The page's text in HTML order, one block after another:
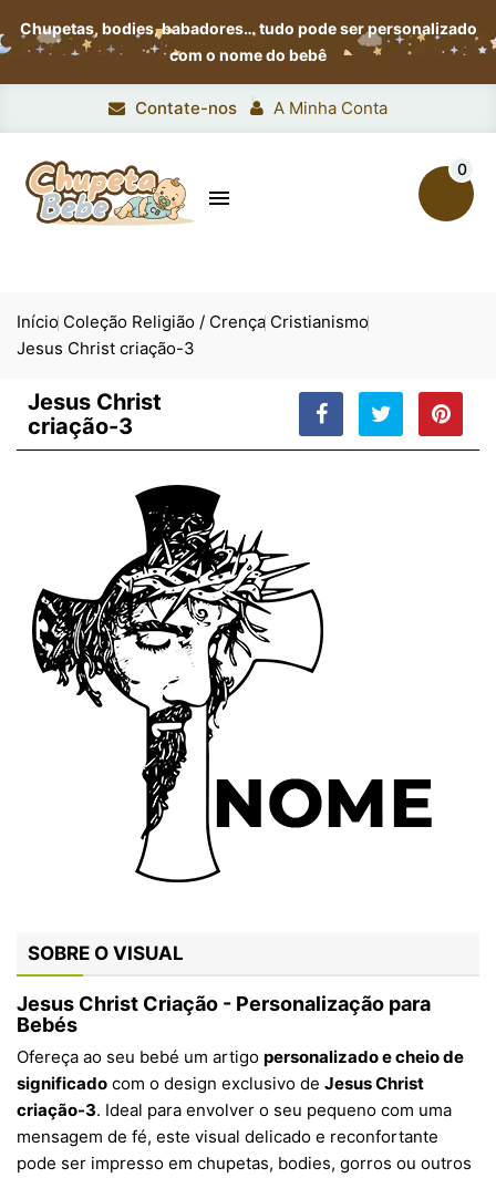
Chupetas, bodies, babadores…tudo pode ser personalizado
com o nome do bebê
Contate-nos A Minha Conta

0
Início Coleção Religião / Crença Cristianismo
Jesus Christ criação-3
Jesus Christ
criação-3
SOBRE O VISUAL
Jesus Christ Criação - Personalização para
Bebés
Ofereça ao seu bebé um artigo personalizado e cheio de
significado com o design exclusivo de Jesus Christ
criação-3. Ideal para envolver o seu pequeno com uma
mensagem de fé, este visual delicado e reconfortante
pode ser impresso em chupetas, bodies, gorros ou outros